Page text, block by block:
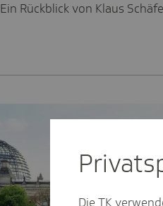
Ein Rückblick von Klaus
Die TK